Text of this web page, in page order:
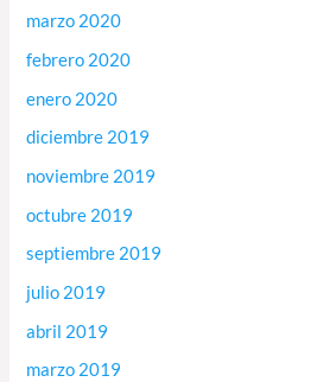
marzo 2020
febrero 2020
enero 2020
diciembre 2019
noviembre 2019
octubre 2019
septiembre 2019
julio 2019
abril 2019
marzo 2019